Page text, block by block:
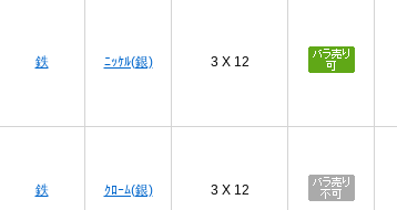
鉄 ﾆｯｹﾙ(銀) 3 X 12
鉄 ｸﾛｰﾑ(銀) 3 X 12